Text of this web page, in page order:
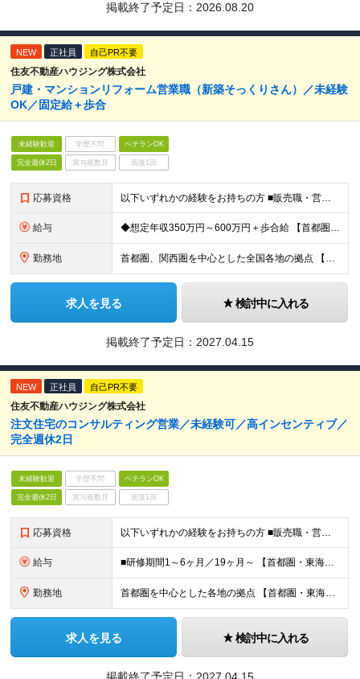
掲載終了予定日： 2026.08.20
NEW 正社員 自己PR不要
住友不動産ハウジング株式会社
戸建・マンションリフォーム営業職（新築そっくりさん）／未経験
OK／固定給＋歩合
未経験歓迎 学歴不問 ベテランOK
完全週休2日 賞与複数月 面接1回
応募資格 以下いずれかの経験をお持ちの方 ■販売職・営業職での顧客への提案経験をお持ちの方 ■建築関連の知識をお持ちの方
給与 ◆想定年収350万円～600万円＋歩合給 【首都圏・東海・関西】 月給29.2万円～ （固定給25万円＋定額歩合給4万2千円、固定残業手当月約57時間分9万2700円含む） 【その他】 月給27.
勤務地 首都圏、関西圏を中心とした全国各地の拠点 【首都圏・東海・関西】 東京、千葉、埼玉、神奈川、茨城、愛知、三重、岐阜、静岡、大阪、京都、奈良、滋賀、兵庫 【その他】 栃木、群馬、北海道、宮城、新潟、
求人を見る 検討中に入れる
掲載終了予定日： 2027.04.15
NEW 正社員 自己PR不要
住友不動産ハウジング株式会社
注文住宅のコンサルティング営業／未経験可／高インセンティブ／
完全週休2日
未経験歓迎 学歴不問 ベテランOK
完全週休2日 賞与複数月 面接1回
応募資格 以下いずれかの経験をお持ちの方 ■販売職・営業職での顧客への提案経験をお持ちの方 ■建築関連の知識をお持ちの方
給与 ■研修期間1～6ヶ月／19ヶ月～ 【首都圏・東海・関西】 月給29万2千円～ (固定給25万円+定額歩合給4万2千円、固定残業手当月約58時間分9万2700円含む) 【その他】 月給27万1千円～
勤務地 首都圏を中心とした各地の拠点 【首都圏・東海・関西】 東京、千葉、埼玉、神奈川、茨城、愛知、三重、岐阜、静岡、大阪、京都、奈良、滋賀、兵庫 【その他】 栃木、群馬、北海道、宮城、新潟、岡山、広島、
求人を見る 検討中に入れる